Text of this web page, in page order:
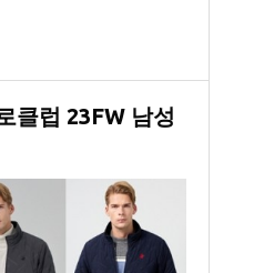
클럽 23FW 남성